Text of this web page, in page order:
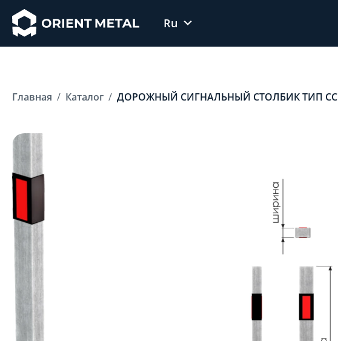
Ru
Главная
Каталог ДОРОЖНЫЙ СИГНАЛЬНЫЙ СТОЛБИК ТИП СС